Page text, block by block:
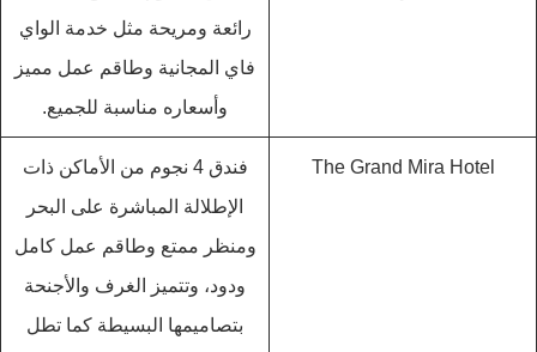
رائعة ومريحة مثل خدمة الواي
فاي المجانية وطاقم عمل مميز
وأسعاره مناسبة للجميع.
The Grand Mira Hotel
فندق 4 نجوم من الأماكن ذات
الإطلالة المباشرة على البحر
ومنظر ممتع وطاقم عمل كامل
ودود، وتتميز الغرف والأجنحة
بتصاميمها البسيطة كما تطل